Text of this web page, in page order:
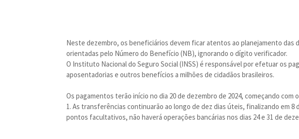
Neste dezembro, os beneficiários devem ficar atentos ao planejamento das
orientadas pelo Número do Benefício (NB), ignorando o dígito verificador.
O Instituto Nacional do Seguro Social (INSS) é responsável por efetuar os
aposentadorias e outros benefícios a milhões de cidadãos brasileiros.
Os pagamentos terão início no dia 20 de dezembro de 2024, começando
1. As transferências continuarão ao longo de dez dias úteis, finalizando em 8
pontos facultativos, não haverá operações bancárias nos dias 24 e 31 de